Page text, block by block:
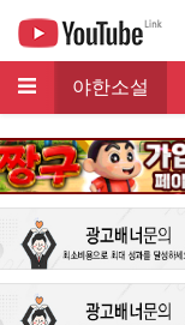
메뉴
음 야한소설